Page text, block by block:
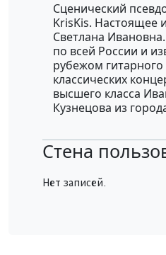
Сценический
KrisKis. Настоящее
Светлана
по всей России и
рубежом гитарного
классических
высшего класса
Кузнецова из
Стена
Нет записей.